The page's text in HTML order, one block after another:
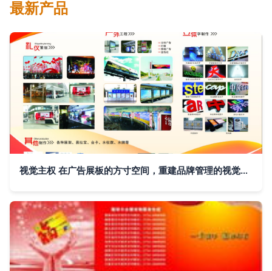
最新产品
视觉主权 在广告展板的方寸空间，重建品牌管理的视觉力量